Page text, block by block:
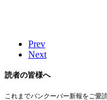
Prev
Next
読者の皆様へ
これまでバンクーバー新報をご愛